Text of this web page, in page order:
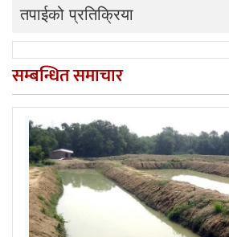
तपाईको प्रतिक्रिया
सम्बन्धित समाचार